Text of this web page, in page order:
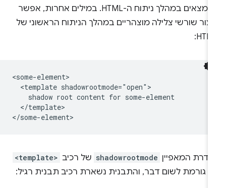
שנמצאים במהלך ניתוח ה-HTML. במילים אחרות, אפשר
שורשי צלילה מוצהריים במהלך הניתוח הראשוני של
<some-element>
  <template shadowrootmode="open">
    shadow root content for some-element
  </template>
המאפיין shadowrootmode של רכיב <template>
גורמת לשום דבר, והתבנית נשארת רכיב תבנית רגיל: